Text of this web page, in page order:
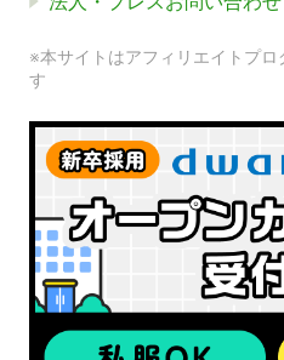
※本サイトはアフィリエイトプ
す